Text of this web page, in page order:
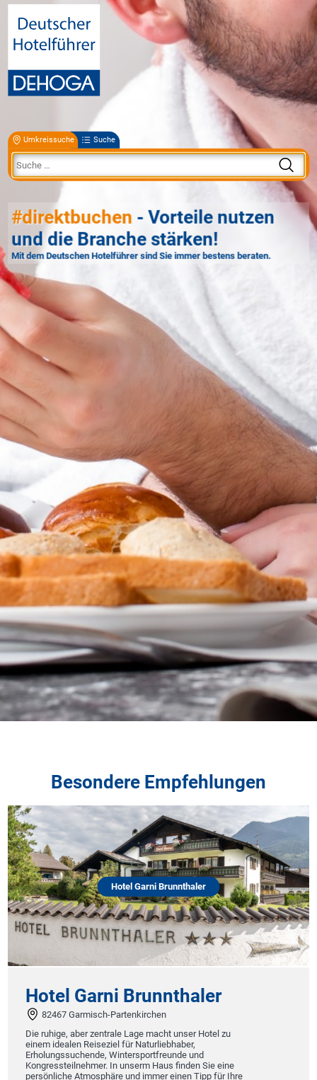
Umkreissuche Suche
#direktbuchen - Vorteile nutzen
und die Branche stärken!
Mit dem Deutschen Hotelführer sind Sie immer bestens beraten.
Besondere Empfehlungen
Hotel Garni Brunnthaler
Hotel Garni Brunnthaler
82467 Garmisch-Partenkirchen
Die ruhige, aber zentrale Lage macht unser Hotel zu
einem idealen Reiseziel für Naturliebhaber,
Erholungssuchende, Wintersportfreunde und
Kongressteilnehmer. In unserm Haus finden Sie eine
persönliche Atmosphäre und immer einen Tipp für Ihre